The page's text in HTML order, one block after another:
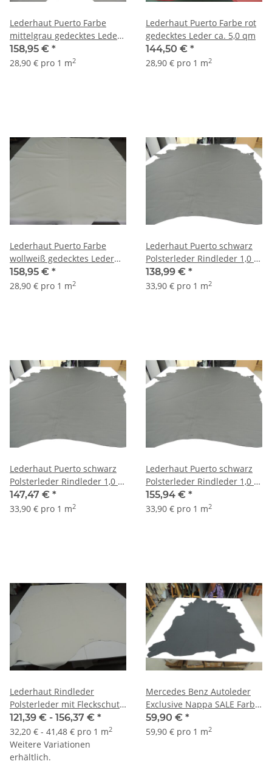
Lederhaut Puerto Farbe
mittelgrau gedecktes Leder
ca. 5,50 qm
158,95 € *
28,90 € pro 1 m2
Lederhaut Puerto Farbe rot
gedecktes Leder ca. 5,0 qm
144,50 € *
28,90 € pro 1 m2
Lederhaut Puerto Farbe
wollweiß gedecktes Leder
ca. 5,0 - 5,50 qm
158,95 € *
28,90 € pro 1 m2
Lederhaut Puerto schwarz
Polsterleder Rindleder 1,0 -
1,2 mm Farbe schwarz 4,10
qm
138,99 € *
33,90 € pro 1 m2
Lederhaut Puerto schwarz
Polsterleder Rindleder 1,0 -
1,2 mm Farbe schwarz 4,35
qm
147,47 € *
33,90 € pro 1 m2
Lederhaut Puerto schwarz
Polsterleder Rindleder 1,0 -
1,2 mm Farbe schwarz 4,60
qm
155,94 € *
33,90 € pro 1 m2
Lederhaut Rindleder
Polsterleder mit Fleckschutz
creme
121,39 € - 156,37 € *
32,20 € - 41,48 € pro 1 m2
Weitere Variationen
erhältlich.
Mercedes Benz Autoleder
Exclusive Nappa SALE Farbe
schwarz
59,90 € *
59,90 € pro 1 m2